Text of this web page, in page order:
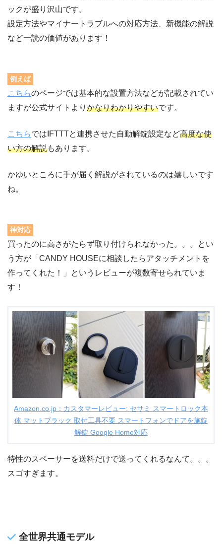
ックが盛り沢山です。
設定方法やマイナートラブルへの対応方法、新機能の解説
など一読の価値があります！
例えば
こちらのページでは基本的な設置方法などが記載されてい
ますが公式サイトより かなりわかりやすいです。
こちらではIFTTTと連携させた自動解錠設定など高度な使
い方の解説もあります。
かゆいところに手が届く解説がされているのは嬉しいです
ね。
神対応
買ったのに高さがたらず取り付けられなかった。。。とい
う方が「CANDY HOUSEに相談したらアタッチメントを
作ってくれた！」というレビューが複数寄せられていま
す！
Amazon.co.jp：カスタマーレビュー: セサミ スマートロック本
体 マットブラック 取付工具不要 スマートフォンでドアを施錠
解錠 Google Home対応
特性のスペーサーを送料だけで送ってくれるなんて。。。
スゴすぎます。
全世界共通モデル